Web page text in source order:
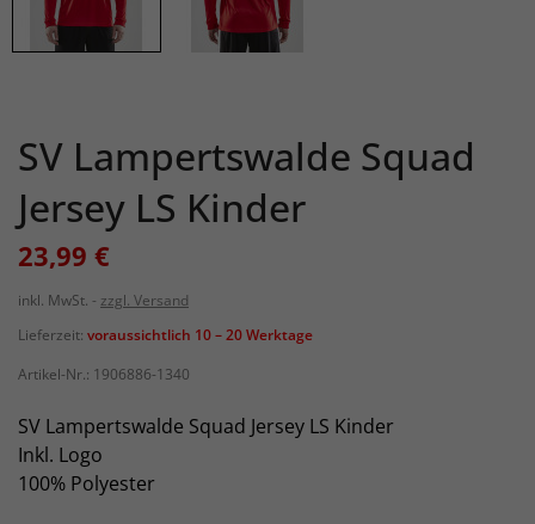
SV Lampertswalde Squad
Jersey LS Kinder
23,99 €
inkl. MwSt.
zzgl. Versand
Lieferzeit: voraussichtlich 10 – 20 Werktage
Artikel-Nr.: 1906886-1340
SV Lampertswalde Squad Jersey LS Kinder
Inkl. Logo
100% Polyester